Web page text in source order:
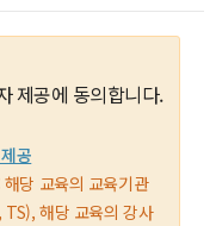
제공에 동의합니다.
공
당 교육의 교육기관
해당 교육의 강사